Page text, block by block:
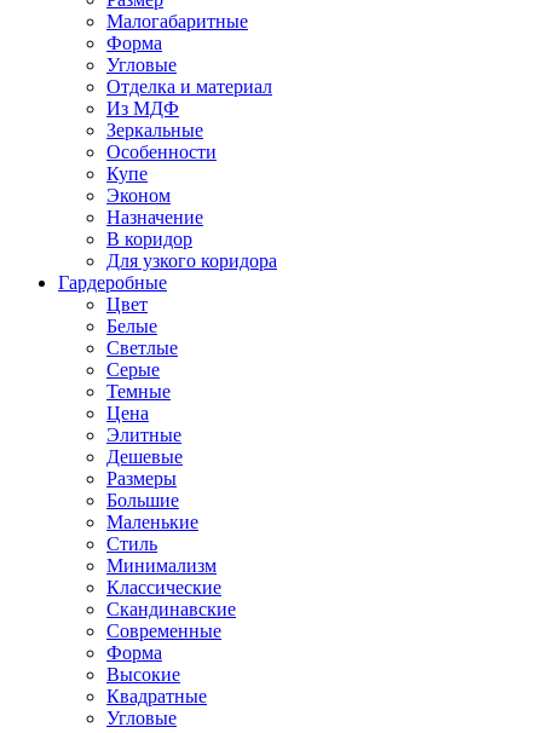
Малогабаритные
Форма
Угловые
Отделка и материал
Из МДФ
Зеркальные
Особенности
Купе
Эконом
Назначение
В коридор
Для узкого коридора
Гардеробные
Цвет
Белые
Светлые
Серые
Темные
Цена
Элитные
Дешевые
Размеры
Большие
Маленькие
Стиль
Минимализм
Классические
Скандинавские
Современные
Форма
Высокие
Квадратные
Угловые